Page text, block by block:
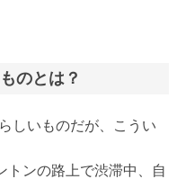
のとは？
しいものだが、こうい
トンの路上で渋滞中、自